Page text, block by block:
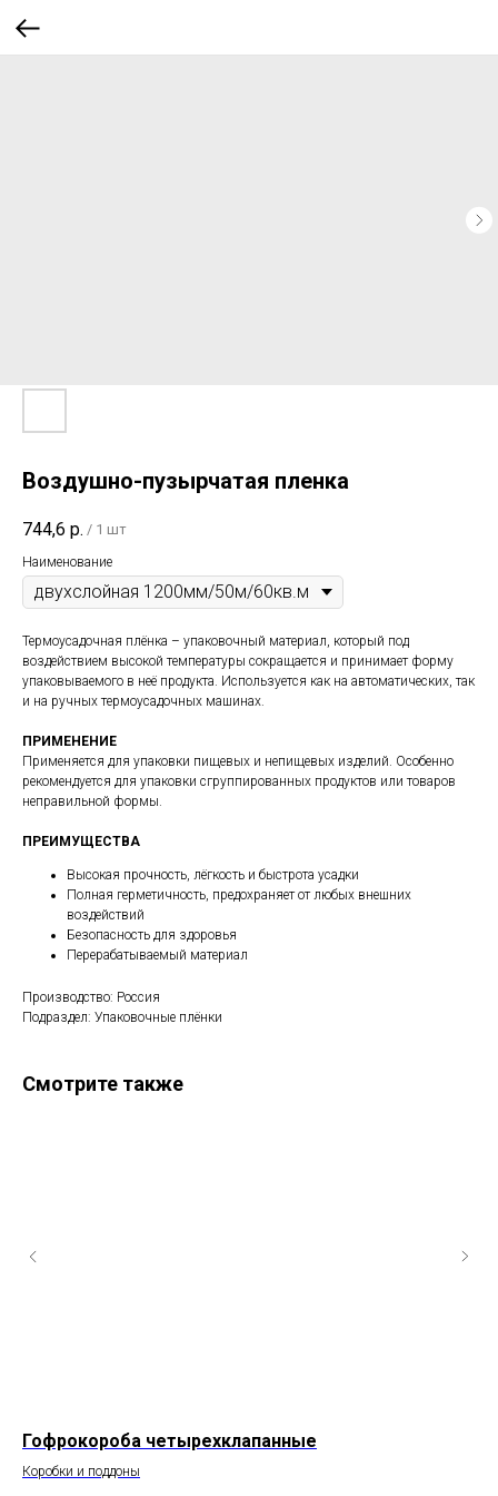
Воздушно-пузырчатая пленка
744,6 р. / 1 шт
Наименование
Термоусадочная плёнка – упаковочный материал, который под
воздействием высокой температуры сокращается и принимает форму
упаковываемого в неё продукта. Используется как на автоматических, так
и на ручных термоусадочных машинах.
ПРИМЕНЕНИЕ
Применяется для упаковки пищевых и непищевых изделий. Особенно
рекомендуется для упаковки сгруппированных продуктов или товаров
неправильной формы.
ПРЕИМУЩЕСТВА
Высокая прочность, лёгкость и быстрота усадки
Полная герметичность, предохраняет от любых внешних
воздействий
Безопасность для здоровья
Перерабатываемый материал
Производство: Россия
Подраздел: Упаковочные плёнки
Смотрите также
Гофрокороба четырехклапанные
Коробки и поддоны